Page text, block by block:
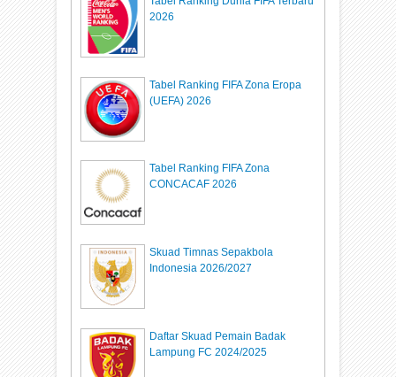
2026
Tabel Ranking FIFA Zona Eropa
(UEFA) 2026
Tabel Ranking FIFA Zona
CONCACAF 2026
Skuad Timnas Sepakbola
Indonesia 2026/2027
Daftar Skuad Pemain Badak
Lampung FC 2024/2025